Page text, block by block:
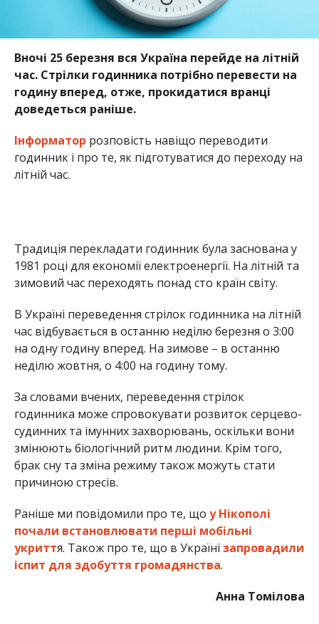
Вночі 25 березня вся Україна перейде на літній
час. Стрілки годинника потрібно перевести на
годину вперед, отже, прокидатися вранці
доведеться раніше.
Інформатор розповість навіщо переводити
годинник і про те, як підготуватися до переходу на
літній час.
Традиція перекладати годинник була заснована у
1981 році для економії електроенергії. На літній та
зимовий час переходять понад сто країн світу.
В Україні переведення стрілок годинника на літній
час відбувається в останню неділю березня о 3:00
на одну годину вперед. На зимове – в останню
неділю жовтня, о 4:00 на годину тому.
За словами вчених, переведення стрілок
годинника може спровокувати розвиток серцево-
судинних та імунних захворювань, оскільки вони
змінюють біологічний ритм людини. Крім того,
брак сну та зміна режиму також можуть стати
причиною стресів.
Раніше ми повідомили про те, що у Нікополі
почали встановлювати перші мобільні
укриття. Також про те, що в Україні запровадили
іспит для здобуття громадянства.
Анна Томілова